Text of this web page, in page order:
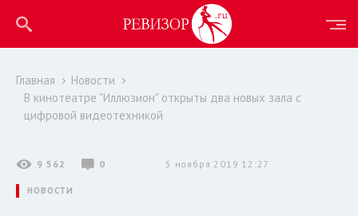
Главная
Новости
В кинотеатре "Иллюзион" открыты два новых зала с
цифровой видеотехникой
9 562 0 5 ноября 2019 12:27
НОВОСТИ